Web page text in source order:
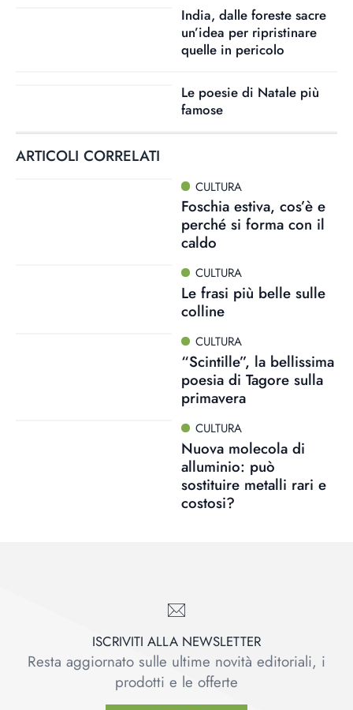
India, dalle foreste sacre
un’idea per ripristinare
quelle in pericolo
Le poesie di Natale più
famose
ARTICOLI CORRELATI
CULTURA
Foschia estiva, cos’è e
perché si forma con il
caldo
CULTURA
Le frasi più belle sulle
colline
CULTURA
“Scintille”, la bellissima
poesia di Tagore sulla
primavera
CULTURA
Nuova molecola di
alluminio: può
sostituire metalli rari e
costosi?
ISCRIVITI ALLA NEWSLETTER
Resta aggiornato sulle ultime novità editoriali, i
prodotti e le offerte